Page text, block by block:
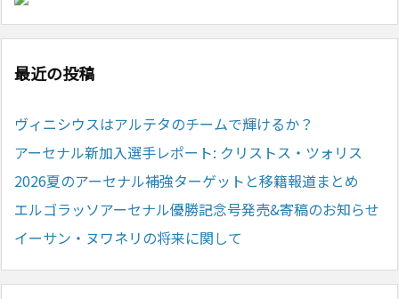
最近の投稿
ヴィニシウスはアルテタのチームで輝けるか？
アーセナル新加入選手レポート: クリストス・ツォリス
2026夏のアーセナル補強ターゲットと移籍報道まとめ
エルゴラッソアーセナル優勝記念号発売&寄稿のお知らせ
イーサン・ヌワネリの将来に関して